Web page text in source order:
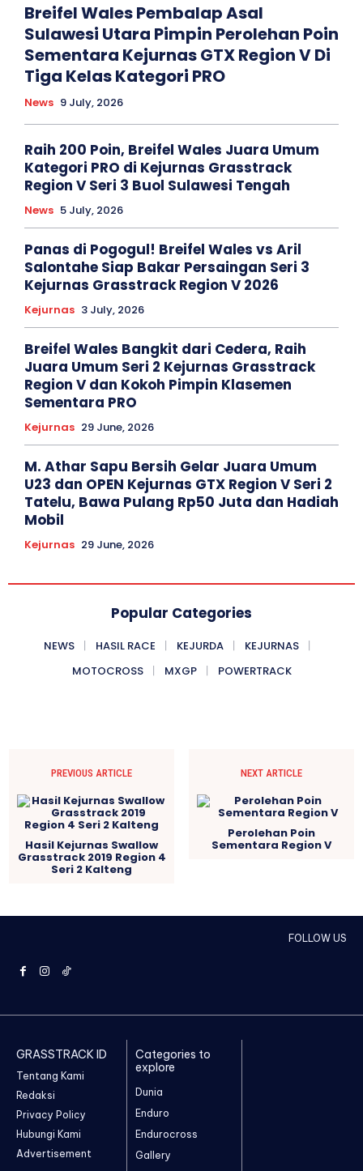
Breifel Wales Pembalap Asal
Sulawesi Utara Pimpin Perolehan Poin
Sementara Kejurnas GTX Region V Di
Tiga Kelas Kategori PRO
News 9 July, 2026
Raih 200 Poin, Breifel Wales Juara Umum
Kategori PRO di Kejurnas Grasstrack
Region V Seri 3 Buol Sulawesi Tengah
News 5 July, 2026
Panas di Pogogul! Breifel Wales vs Aril
Salontahe Siap Bakar Persaingan Seri 3
Kejurnas Grasstrack Region V 2026
Kejurnas 3 July, 2026
Breifel Wales Bangkit dari Cedera, Raih
Juara Umum Seri 2 Kejurnas Grasstrack
Region V dan Kokoh Pimpin Klasemen
Sementara PRO
Kejurnas 29 June, 2026
M. Athar Sapu Bersih Gelar Juara Umum
U23 dan OPEN Kejurnas GTX Region V Seri 2
Tatelu, Bawa Pulang Rp50 Juta dan Hadiah
Mobil
Kejurnas 29 June, 2026
Popular Categories
NEWS HASIL RACE KEJURDA
KEJURNAS
MOTOCROSS
MXGP POWERTRACK
PREVIOUS ARTICLE
Hasil Kejurnas Swallow
Grasstrack 2019 Region 4
Seri 2 Kalteng
NEXT ARTICLE
Perolehan Poin
Sementara Region V
FOLLOW US
GRASSTRACK ID
Tentang Kami
Redaksi
Privacy Policy
Hubungi Kami
Advertisement
Categories to
explore
Dunia
Enduro
Endurocross
Gallery